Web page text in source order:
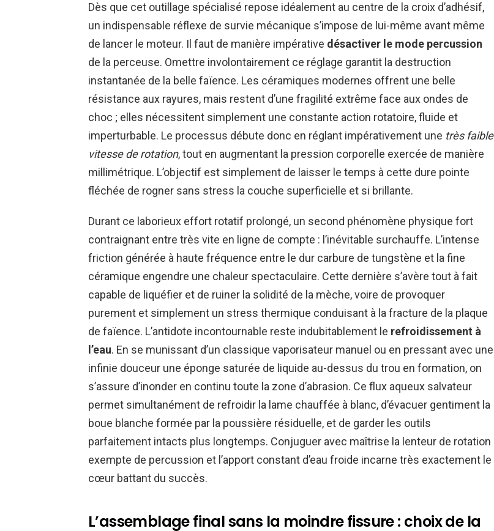
Dès que cet outillage spécialisé repose idéalement au centre de la croix d’adhésif,
un indispensable réflexe de survie mécanique s’impose de lui-même avant même
de lancer le moteur. Il faut de manière impérative désactiver le mode percussion
de la perceuse. Omettre involontairement ce réglage garantit la destruction
instantanée de la belle faïence. Les céramiques modernes offrent une belle
résistance aux rayures, mais restent d’une fragilité extrême face aux ondes de
choc ; elles nécessitent simplement une constante action rotatoire, fluide et
imperturbable. Le processus débute donc en réglant impérativement une très faible
vitesse de rotation, tout en augmentant la pression corporelle exercée de manière
millimétrique. L’objectif est simplement de laisser le temps à cette dure pointe
fléchée de rogner sans stress la couche superficielle et si brillante.
Durant ce laborieux effort rotatif prolongé, un second phénomène physique fort
contraignant entre très vite en ligne de compte : l’inévitable surchauffe. L’intense
friction générée à haute fréquence entre le dur carbure de tungstène et la fine
céramique engendre une chaleur spectaculaire. Cette dernière s’avère tout à fait
capable de liquéfier et de ruiner la solidité de la mèche, voire de provoquer
purement et simplement un stress thermique conduisant à la fracture de la plaque
de faïence. L’antidote incontournable reste indubitablement le refroidissement à
l’eau. En se munissant d’un classique vaporisateur manuel ou en pressant avec une
infinie douceur une éponge saturée de liquide au-dessus du trou en formation, on
s’assure d’inonder en continu toute la zone d’abrasion. Ce flux aqueux salvateur
permet simultanément de refroidir la lame chauffée à blanc, d’évacuer gentiment la
boue blanche formée par la poussière résiduelle, et de garder les outils
parfaitement intacts plus longtemps. Conjuguer avec maîtrise la lenteur de rotation
exempte de percussion et l’apport constant d’eau froide incarne très exactement le
cœur battant du succès.
L’assemblage final sans la moindre fissure : choix de la